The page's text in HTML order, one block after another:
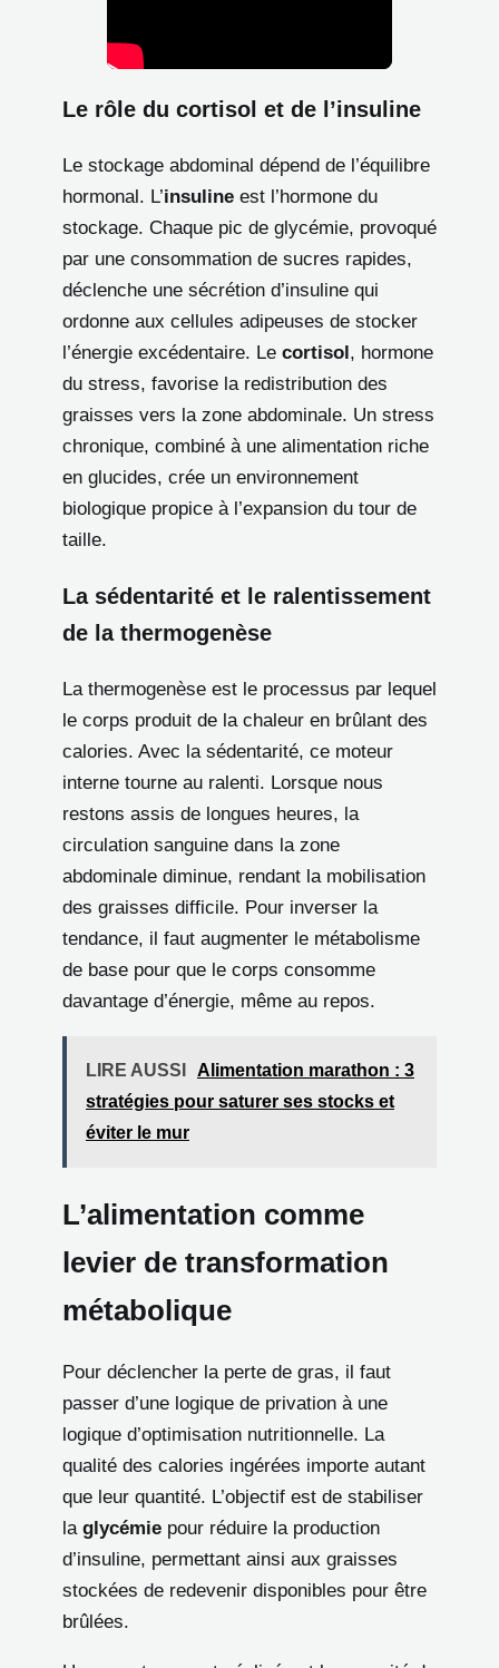
Le rôle du cortisol et de l’insuline
Le stockage abdominal dépend de l’équilibre
hormonal. L’insuline est l’hormone du
stockage. Chaque pic de glycémie, provoqué
par une consommation de sucres rapides,
déclenche une sécrétion d’insuline qui
ordonne aux cellules adipeuses de stocker
l’énergie excédentaire. Le cortisol, hormone
du stress, favorise la redistribution des
graisses vers la zone abdominale. Un stress
chronique, combiné à une alimentation riche
en glucides, crée un environnement
biologique propice à l’expansion du tour de
taille.
La sédentarité et le ralentissement
de la thermogenèse
La thermogenèse est le processus par lequel
le corps produit de la chaleur en brûlant des
calories. Avec la sédentarité, ce moteur
interne tourne au ralenti. Lorsque nous
restons assis de longues heures, la
circulation sanguine dans la zone
abdominale diminue, rendant la mobilisation
des graisses difficile. Pour inverser la
tendance, il faut augmenter le métabolisme
de base pour que le corps consomme
davantage d’énergie, même au repos.
LIRE AUSSI
Alimentation marathon : 3
stratégies pour saturer ses stocks et
éviter le mur
L’alimentation comme
levier de transformation
métabolique
Pour déclencher la perte de gras, il faut
passer d’une logique de privation à une
logique d’optimisation nutritionnelle. La
qualité des calories ingérées importe autant
que leur quantité. L’objectif est de stabiliser
la glycémie pour réduire la production
d’insuline, permettant ainsi aux graisses
stockées de redevenir disponibles pour être
brûlées.